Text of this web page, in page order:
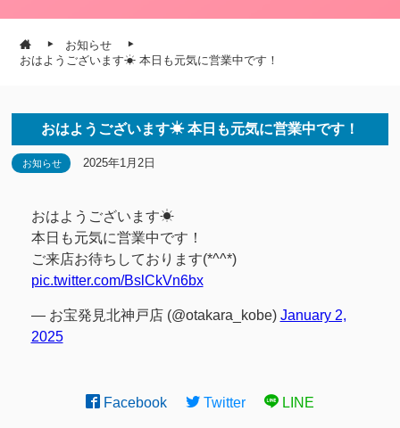
お知らせ
おはようございます☀ 本日も元気に営業中です！
おはようございます☀ 本日も元気に営業中です！
お知らせ 2025年1月2日
おはようございます☀
本日も元気に営業中です！
ご来店お待ちしております(*^^*)
pic.twitter.com/BslCkVn6bx
— お宝発見北神戸店 (@otakara_kobe) January 2,
2025
Facebook Twitter LINE